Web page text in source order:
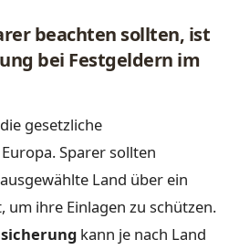
beachten sollten, ist
bei Festgeldern im
gesetzliche
Sparer sollten
Land über ein
um ihre Einlagen zu schützen.
kann je nach Land